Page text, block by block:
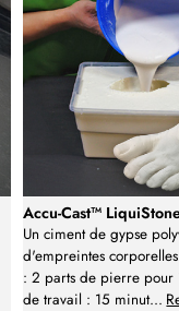
Accu-Cast™
Un ciment de gypse
d'empreintes
: 2 parts de pierre pour
de travail : 15 minut...